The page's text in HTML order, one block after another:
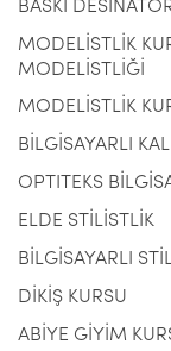
BASKI
MODELİSTLİK
MODELİSTLİĞİ
MODELİSTLİK
BİLGİSAYARLI
OPTITEKS
ELDE STİLİSTLİK
BİLGİSAYARLI
DİKİŞ KURSU
ABİYE GİYİM